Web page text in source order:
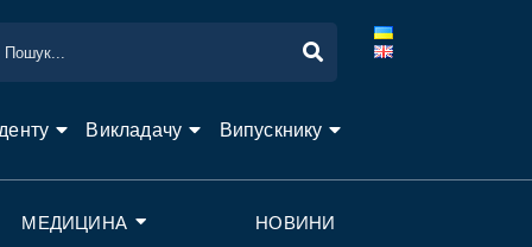
Викладачу Випускнику
МЕДИЦИНА НОВИНИ